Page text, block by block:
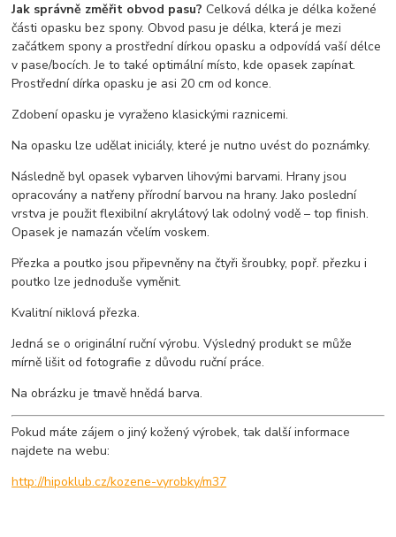
Jak správně změřit obvod pasu?Celková délka je délka kožené
části opasku bez spony. Obvod pasu je délka, která je mezi
začátkem spony a prostřední dírkou opasku a odpovídá vaší délce
v pase/bocích. Je to také optimální místo, kde opasek zapínat.
Prostřední dírka opasku je asi 20 cm od konce.
Zdobení opasku je vyraženo klasickými raznicemi.
Na opasku lze udělat iniciály, které je nutno uvést do poznámky.
Následně byl opasek vybarven lihovými barvami. Hrany jsou
opracovány a natřeny přírodní barvou na hrany. Jako poslední
vrstva je použit flexibilní akrylátový lak odolný vodě – top finish.
Opasek je namazán včelím voskem.
Přezka a poutko jsou připevněny na čtyři šroubky, popř. přezku i
poutko lze jednoduše vyměnit.
Kvalitní niklová přezka.
Jedná se o originální ruční výrobu. Výsledný produkt se může
mírně lišit od fotografie z důvodu ruční práce.
Na obrázku je tmavě hnědá barva.
Pokud máte zájem o jiný kožený výrobek, tak další informace
najdete na webu:
http://hipoklub.cz/kozene-vyrobky/m37